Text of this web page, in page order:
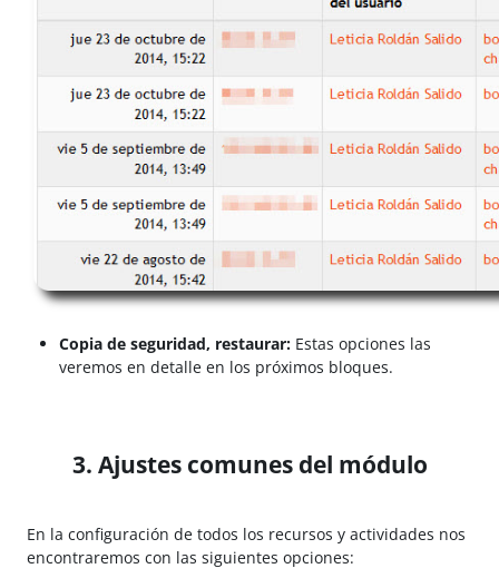
Copia de seguridad, restaurar: Estas opciones las
veremos en detalle en los próximos bloques.
3. Ajustes comunes del módulo
En la configuración de todos los recursos y actividades nos
encontraremos con las siguientes opciones: